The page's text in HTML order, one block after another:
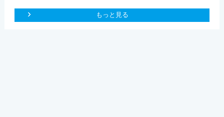
もっと見る